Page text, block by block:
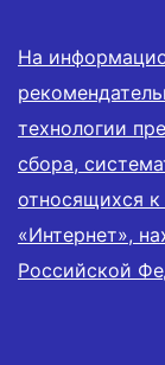
На
технологии
сбора,
относящихся к
«Интернет»,
Российской